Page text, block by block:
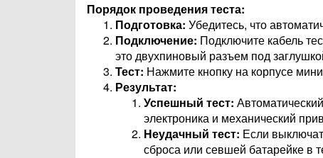
Порядок проведения теста:
Подготовка: Убедитесь, что
Подключение: Подключите кабель
это двухпиновый разъем под
Тест: Нажмите кнопку на корпусе
Результат:
Успешный тест:
электроника и механический
Неудачный тест: Если
сброса или севшей батарейке в